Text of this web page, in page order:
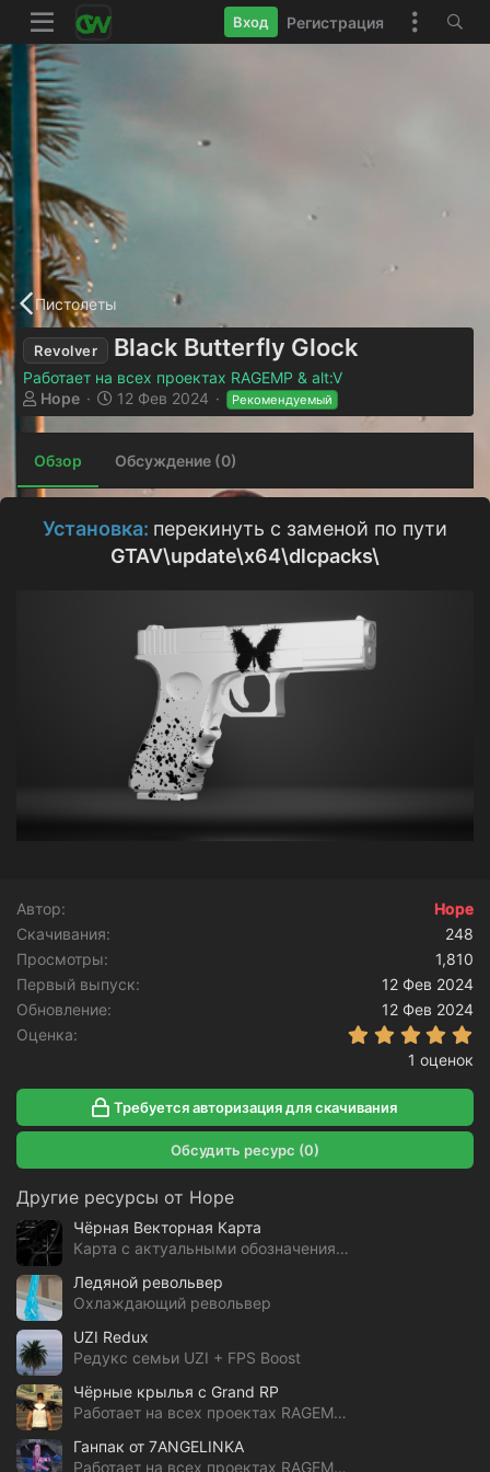
Вход Регистрация
Пистолеты
Revolver Black Butterfly Glock
Работает на всех проектах RAGEMP & alt:V
А
в
о
р
Hope
Д
а
а
о
з
д
а
12 Фев 2024 Рекомендуемый
Обзор Обсуждение (0)
Установка: перекинуть с заменой по пути
GTAV\update\x64\dlcpacks\
Автор
Hope
Скачивания
248
Просмотры
1,810
Первый выпуск
12 Фев 2024
Обновление
12 Фев 2024
Оценка
1 оценок
Требуется авторизация для скачивания
Обсудить ресурс (0)
Другие ресурсы от Hope
Чёрная Векторная Карта
Карта с актуальными обозначениями GTA 5 RP
Ледяной револьвер
Охлаждающий револьвер
UZI Redux
Редукс семьи UZI + FPS Boost
Чёрные крылья с Grand RP
Работает на всех проектах RAGEMP & alt:V
Ганпак от 7ANGELINKA
Работает на всех проектах RAGEMP & alt:V